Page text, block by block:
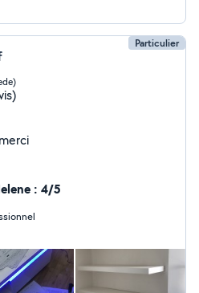
Particulier
: 4/5